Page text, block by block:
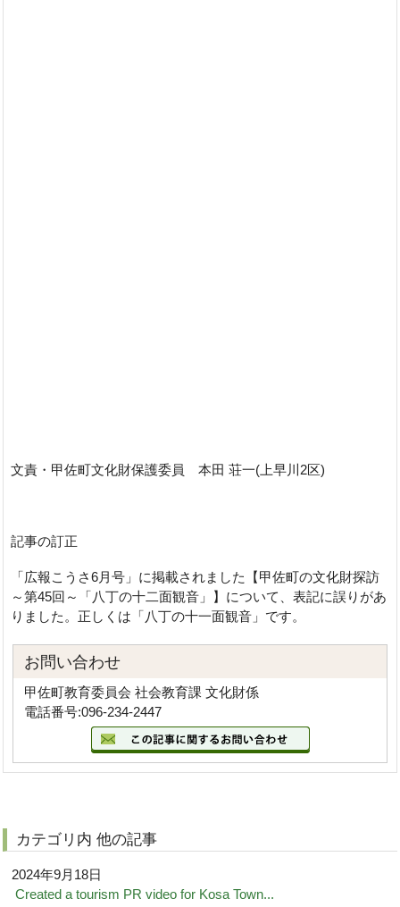
文責・甲佐町文化財保護委員 本田 荘一(上早川2区)
記事の訂正
「広報こうさ6月号」に掲載されました【甲佐町の文化財探訪
～第45回～「八丁の十二面観音」】について、表記に誤りがあ
りました。正しくは「八丁の十一面観音」です。
お問い合わせ
甲佐町教育委員会 社会教育課 文化財係
電話番号:096-234-2447
カテゴリ内 他の記事
2024年9月18日
Created a tourism PR video for Kosa Town...